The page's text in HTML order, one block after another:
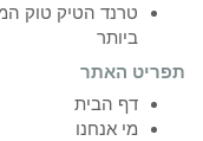
טרנד הטיק טוק
ביותר
תפריט האתר
דף הבית
מי אנחנו